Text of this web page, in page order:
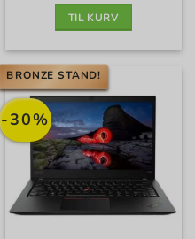
TIL KURV
-30%
BRONZE STAND!